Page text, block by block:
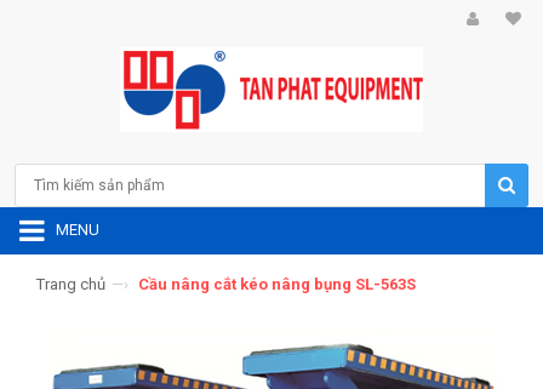
MENU
Trang chủ —› Cầu nâng cắt kéo nâng bụng SL-563S